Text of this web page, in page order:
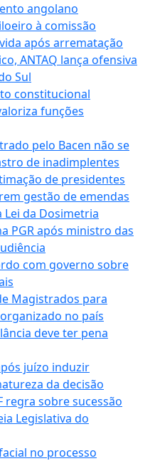
angolano
à comissão
após arrematação
ANTAQ lança ofensiva
Sul
constitucional
funções
pelo Bacen não se
de inadimplentes
de presidentes
gestão de emendas
Lei da Dosimetria
PGR após ministro das
com governo sobre
Magistrados para
no país
deve ter pena
juízo induzir
da decisão
regra sobre sucessão
Legislativa do
no processo